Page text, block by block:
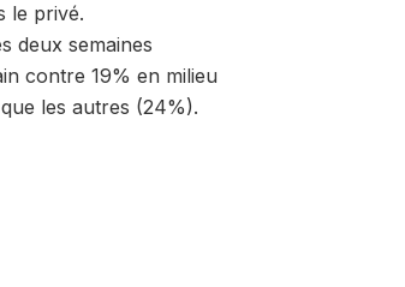
le privé.
deux semaines
contre 19% en milieu
les autres (24%).